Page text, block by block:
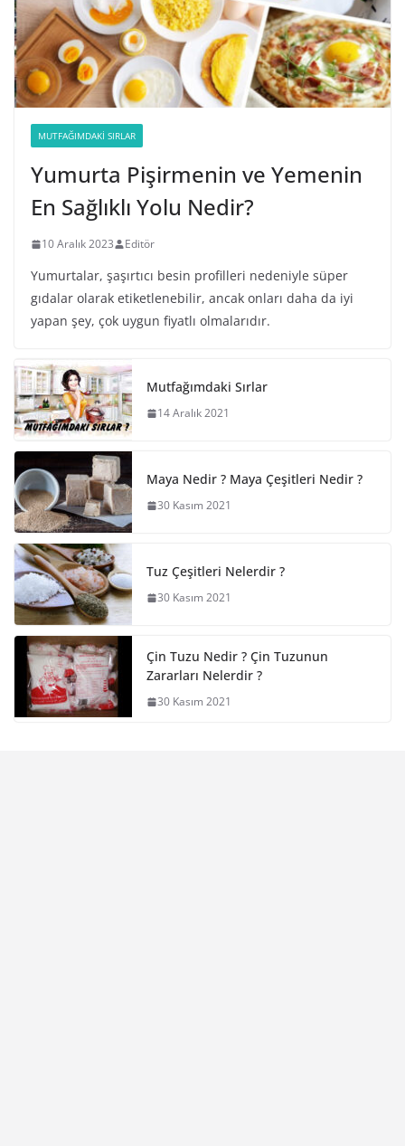
MUTFAĞIMDAKI SIRLAR
Yumurta Pişirmenin ve Yemenin
En Sağlıklı Yolu Nedir?
10 Aralık 2023 Editör
Yumurtalar, şaşırtıcı besin profilleri nedeniyle süper
gıdalar olarak etiketlenebilir, ancak onları daha da iyi
yapan şey, çok uygun fiyatlı olmalarıdır.
Mutfağımdaki Sırlar
14 Aralık 2021
Maya Nedir ? Maya Çeşitleri Nedir ?
30 Kasım 2021
Tuz Çeşitleri Nelerdir ?
30 Kasım 2021
Çin Tuzu Nedir ? Çin Tuzunun
Zararları Nelerdir ?
30 Kasım 2021